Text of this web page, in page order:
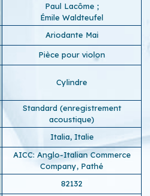
Paul Lacôme ;
Émile Waldteufel
Ariodante Mai
Pièce pour violon
Cylindre
Standard (enregistrement
acoustique)
Italia, Italie
AICC: Anglo-Italian Commerce
Company, Pathé
82132